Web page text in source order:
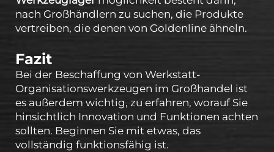
nach Großhändlern zu suchen, die Produkte
vertreiben, die denen von Goldenline ähneln.
Fazit
Bei der Beschaffung von Werkstatt-
Organisationswerkzeugen im Großhandel ist
es außerdem wichtig, zu erfahren, worauf Sie
hinsichtlich Innovation und Funktionen achten
sollten. Beginnen Sie mit etwas, das
vollständig funktionsfähig ist.